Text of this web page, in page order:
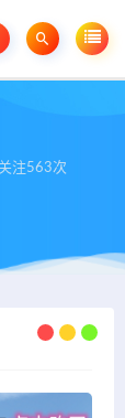
注563次